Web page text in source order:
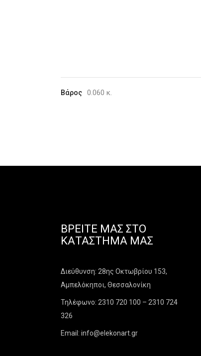
Βάρος 0.060 κ.
ΒΡΕΊΤΕ ΜΑΣ ΣΤΟ
ΚΑΤΆΣΤΗΜΑ ΜΑΣ
Διεύθυνση: 28ης Οκτωβρίου 153,
Αμπελόκηποι, Θεσσαλονίκη
Τηλέφωνο: 2310 720 100 – 2310 724
326
Email: info@elekonart.gr